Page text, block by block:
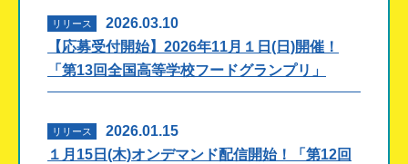
リリース
2026.03.10
【応募受付開始】2026年11月１日(日)開催！
「第13回全国高等学校フードグランプリ」
リリース
2026.01.15
１月15日(木)オンデマンド配信開始！「第12回